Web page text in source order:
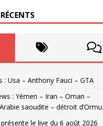
: Usa – Anthony Fauci – GTA
: Yémen – Iran – Oman –
saoudite – détroit
le live du 6 août 2026